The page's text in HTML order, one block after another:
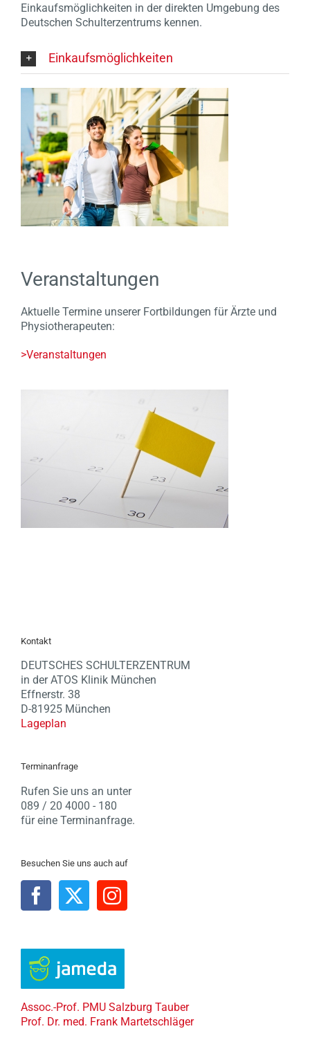
Einkaufsmöglichkeiten in der direkten Umgebung des
Deutschen Schulterzentrums kennen.
Einkaufsmöglichkeiten
Veranstaltungen
Aktuelle Termine unserer Fortbildungen für Ärzte und
Physiotherapeuten:
>Veranstaltungen
Kontakt
DEUTSCHES SCHULTERZENTRUM
in der ATOS Klinik München
Effnerstr. 38
D-81925 München
Lageplan
Terminanfrage
Rufen Sie uns an unter
089 / 20 4000 - 180
für eine Terminanfrage.
Besuchen Sie uns auch auf
Assoc.-Prof. PMU Salzburg Tauber
Prof. Dr. med. Frank Martetschläger